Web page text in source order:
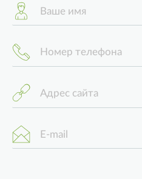
Ваше имя
Номер телефона
Адрес сайта
E-mail